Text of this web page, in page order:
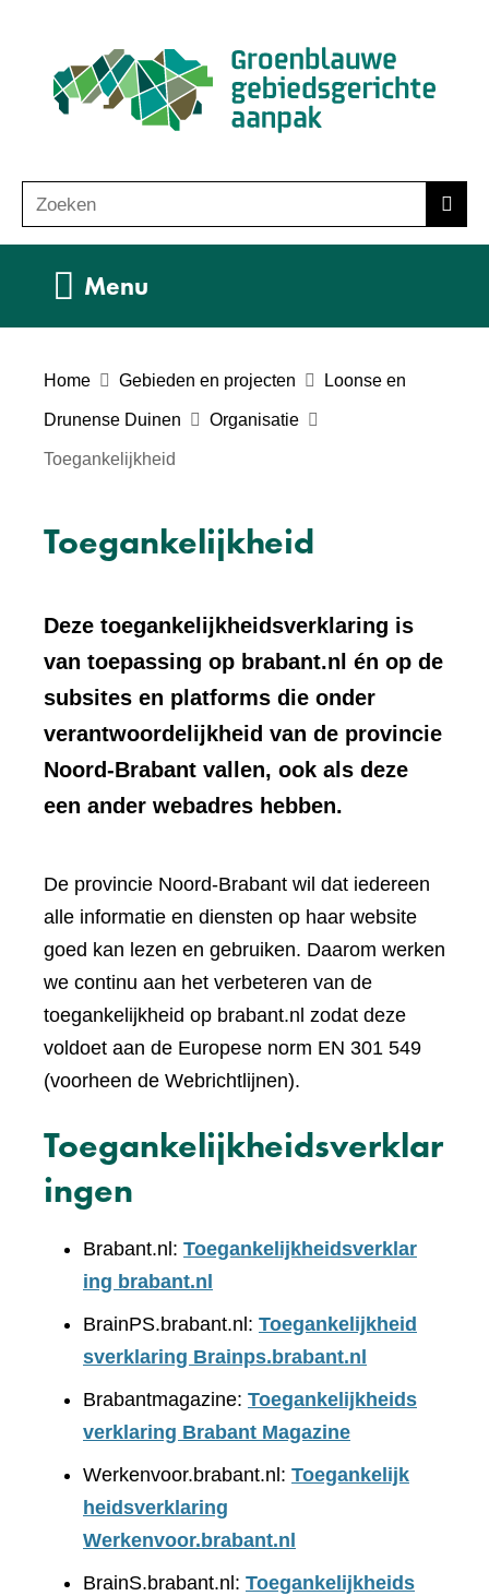
naar
de
inhoud
o
e
Zoeken
Menu
Home Gebieden en projecten Loonse en
Drunense Duinen Organisatie
Toegankelijkheid
Toegankelijkheid
Deze toegankelijkheidsverklaring is
van toepassing op brabant.nl én op de
subsites en platforms die onder
verantwoordelijkheid van de provincie
Noord-Brabant vallen, ook als deze
een ander webadres hebben.
De provincie Noord-Brabant wil dat iedereen
alle informatie en diensten op haar website
goed kan lezen en gebruiken. Daarom werken
we continu aan het verbeteren van de
toegankelijkheid op brabant.nl zodat deze
voldoet aan de Europese norm EN 301 549
(voorheen de Webrichtlijnen).
Toegankelijkheidsverklar
ingen
Brabant.nl: Toegankelijkheidsverklar
ing brabant.nl
BrainPS.brabant.nl: Toegankelijkheid
sverklaring Brainps.brabant.nl
Brabantmagazine: Toegankelijkheids
verklaring Brabant Magazine
Werkenvoor.brabant.nl: Toegankelijk
heidsverklaring
Werkenvoor.brabant.nl
BrainS.brabant.nl: Toegankelijkheids